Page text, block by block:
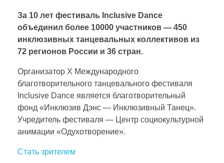
г
о
т
в
о
р
За 10 лет фестиваль Inclusive Dance
объединил более 10000 участников — 450
инклюзивных танцевальных коллективов из
72 регионов России и 36 стран.
Организатор X Международного
благотворительного танцевального фестиваля
Inclusive Dance является благотворительный
фонд «Инклюзив Дэнс — Инклюзивный Танец».
Учредитель фестиваля — Центр социокультурной
анимации «Одухотворение».
Стать зрителем